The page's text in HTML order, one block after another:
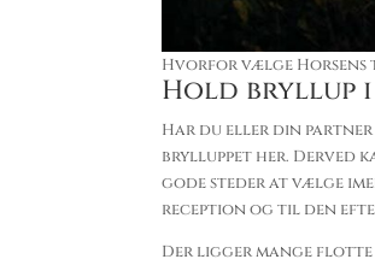
Hvorfor vælge Horsens
Hold bryllup
Har du eller din
brylluppet her. Derved
gode steder at vælge
reception og til den
Der ligger mange flotte